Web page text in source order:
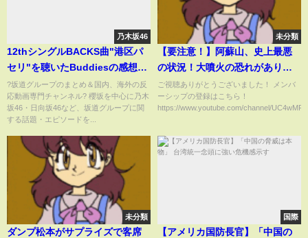
乃木坂46
12thシングルBACKS曲"港区パ
セリ"を聴いたBuddiesの感想が
こちら！！！[櫻坂46]
?坂道グループのまとめ＆国内、海外の反
応動画専門チャンネル? 櫻坂を中心に乃木
坂46・日向坂46など、坂道グループに関
する話題・エピソードを...
未分類
【要注意！】阿蘇山、史上最悪
の状況！大噴火の恐れがありま
す！わかりやすく解説します！
ご視聴ありがとうございました！ メンバ
ーシップの登録はこちら！
https://www.youtube.com/channel/
未分類
ダンプ松本がサプライズで客席
国際
【アメリカ国防長官】「中国の